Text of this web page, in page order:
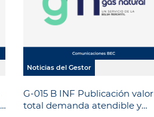
Noticias del Gestor
G-015 B INF Publicación valor
total demanda atendible y